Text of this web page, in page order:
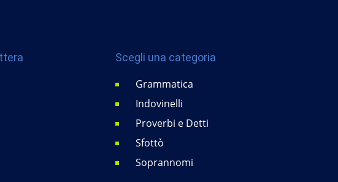
Scegli una categoria
Grammatica
Indovinelli
Proverbi e Detti
Sfottò
Soprannomi